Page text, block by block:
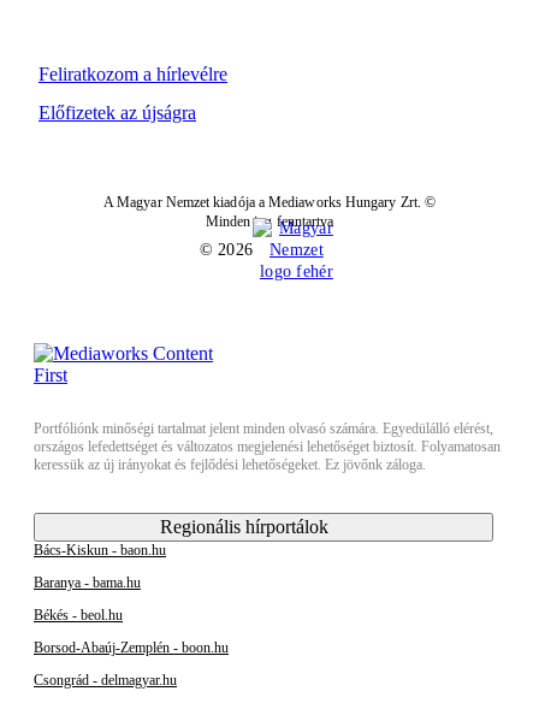
Feliratkozom a hírlevélre
Előfizetek az újságra
A Magyar Nemzet kiadója a Mediaworks Hungary Zrt. ©
Minden jog fenntartva
© 2026
Portfóliónk minőségi tartalmat jelent minden olvasó számára. Egyedülálló elérést,
országos lefedettséget és változatos megjelenési lehetőséget biztosít. Folyamatosan
keressük az új irányokat és fejlődési lehetőségeket. Ez jövőnk záloga.
Regionális hírportálok
Bács-Kiskun - baon.hu
Baranya - bama.hu
Békés - beol.hu
Borsod-Abaúj-Zemplén - boon.hu
Csongrád - delmagyar.hu